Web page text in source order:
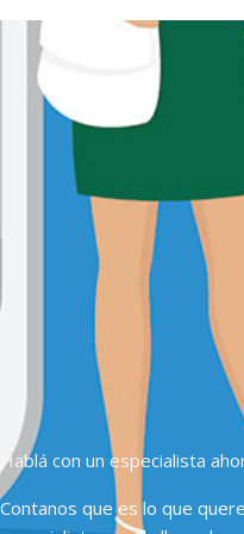
Hablá con un especialista
Contanos que es lo que